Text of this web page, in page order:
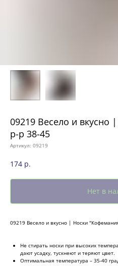
09219 Весело и
р-р 38-45
Артикул: 09219
174 р.
Нет в
09219 Весело и вкусно | Носки
Не стирать носки при высоких
дают усадку, тускнеют и теряют цвет.
Оптимальная температура – 35-40